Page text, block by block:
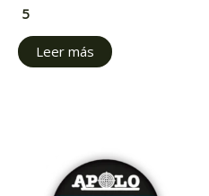
5
Leer más